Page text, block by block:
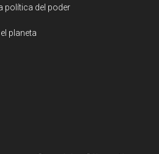
política del poder
planeta